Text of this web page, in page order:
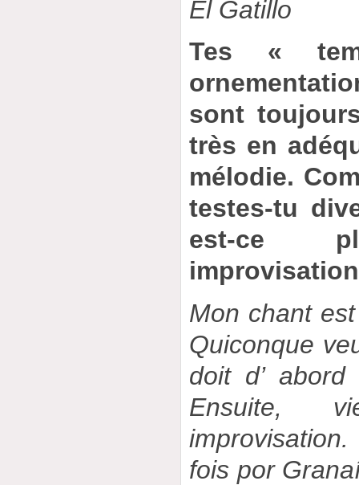
El Gatillo
Tes «
sont
très en
mélodie.
testes-tu
est-ce
Mon chant
Quiconque
doit d’ abord
Ensuite,
fois por